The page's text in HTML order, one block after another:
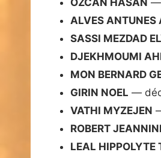
OZCAN HASAN —
ALVES ANTUNES
SASSI MEZDAD
DJEKHMOUMI
MON BERNARD
GIRIN NOEL —
VATHI MYZEJEN
ROBERT
LEAL HIPPOLYTE